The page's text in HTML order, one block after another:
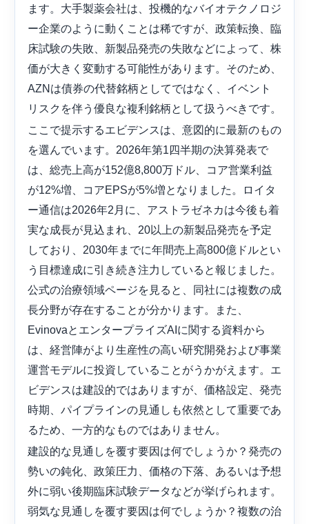
ます。大手製薬会社は、投機的なバイオテクノロジ
ー企業のように動くことは稀ですが、政策転換、臨
床試験の失敗、新製品発売の失敗などによって、株
価が大きく変動する可能性があります。そのため、
AZNは債券の代替銘柄としてではなく、イベント
リスクを伴う優良な複利銘柄として扱うべきです。
ここで提示するエビデンスは、意図的に最新のもの
を選んでいます。2026年第1四半期の決算発表で
は、総売上高が152億8,800万ドル、コア営業利益
が12%増、コアEPSが5%増となりました。ロイタ
ー通信は2026年2月に、アストラゼネカは今後も着
実な成長が見込まれ、20以上の新製品発売を予定
しており、2030年までに年間売上高800億ドルとい
う目標達成に引き続き注力していると報じました。
公式の治療領域ページを見ると、同社には複数の成
長分野が存在することが分かります。また、
EvinovaとエンタープライズAIに関する資料から
は、経営陣がより生産性の高い研究開発および事業
運営モデルに投資していることがうかがえます。エ
ビデンスは建設的ではありますが、価格設定、発売
時期、パイプラインの見通しも依然として重要であ
るため、一方的なものではありません。
建設的な見通しを覆す要因は何でしょうか？発売の
勢いの鈍化、政策圧力、価格の下落、あるいは予想
外に弱い後期臨床試験データなどが挙げられます。
弱気な見通しを覆す要因は何でしょうか？複数の治